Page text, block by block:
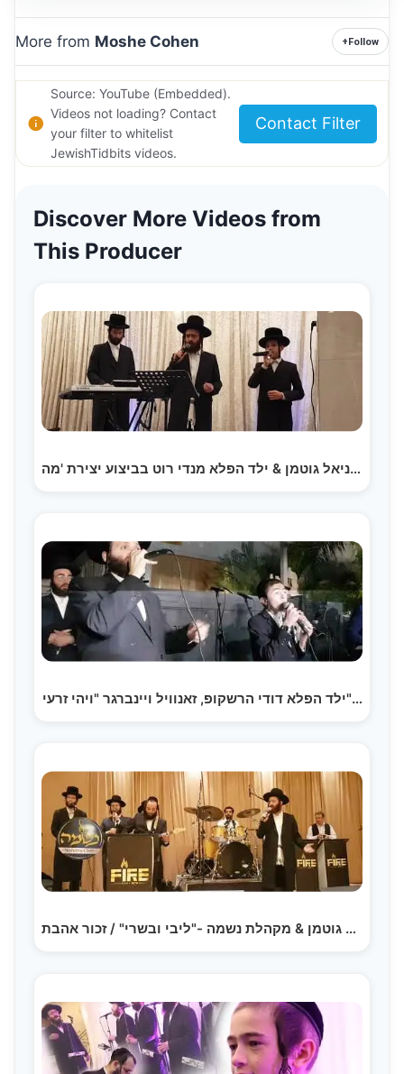
More from Moshe Cohen +Follow
Source: YouTube (Embedded).
Videos not loading? Contact
your filter to whitelist
JewishTidbits videos.
Contact Filter
Discover More Videos from
This Producer
דניאל גוטמן & ילד הפלא מנדי רוט בביצוע יצירת 'מה…
ילד הפלא דודי הרשקופ, זאנוויל ויינברגר "ויהי זרעי"…
דניאל גוטמן & מקהלת נשמה -"ליבי ובשרי" / זכור אהבת…